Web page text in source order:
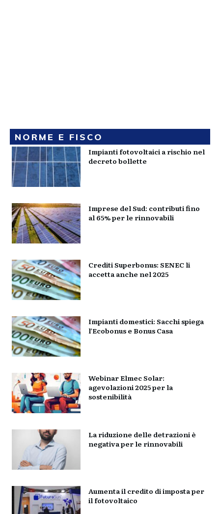
NORME E FISCO
Impianti fotovoltaici a rischio nel
decreto bollette
Imprese del Sud: contributi fino
al 65% per le rinnovabili
Crediti Superbonus: SENEC li
accetta anche nel 2025
Impianti domestici: Sacchi spiega
l’Ecobonus e Bonus Casa
Webinar Elmec Solar:
agevolazioni 2025 per la
sostenibilità
La riduzione delle detrazioni è
negativa per le rinnovabili
Aumenta il credito di imposta per
il fotovoltaico